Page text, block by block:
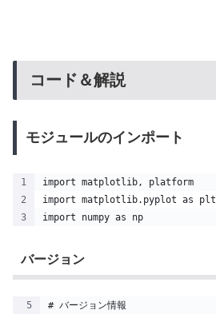
コード＆解説
モジュールのインポート
import matplotlib, platform
import matplotlib.pyplot as plt
import numpy as np
バージョン
# バージョン情報